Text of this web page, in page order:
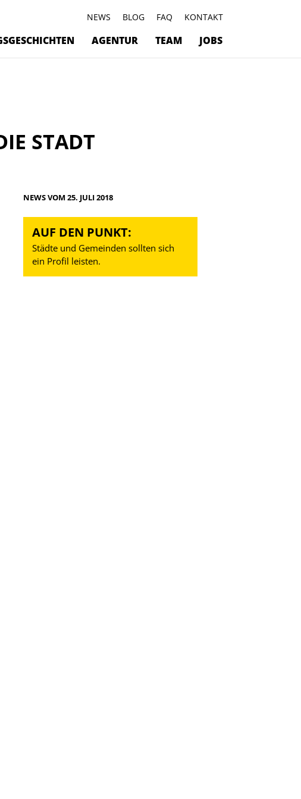
KONTAKT
FAQ
BLOG
NEWS
AGENTUR TEAM JOBS
STADT
NEWS VOM 25. JULI 2018
AUF DEN PUNKT:
Städte und Gemeinden sollten sich
ein Profil leisten.